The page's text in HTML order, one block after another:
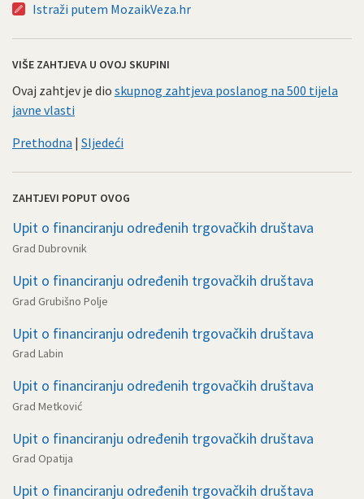
Istraži putem MozaikVeza.hr
VIŠE ZAHTJEVA U OVOJ SKUPINI
Ovaj zahtjev je dio skupnog zahtjeva poslanog na 500 tijela
javne vlasti
Prethodna | Sljedeći
ZAHTJEVI POPUT OVOG
Upit o financiranju određenih trgovačkih društava
Grad Dubrovnik
Upit o financiranju određenih trgovačkih društava
Grad Grubišno Polje
Upit o financiranju određenih trgovačkih društava
Grad Labin
Upit o financiranju određenih trgovačkih društava
Grad Metković
Upit o financiranju određenih trgovačkih društava
Grad Opatija
Upit o financiranju određenih trgovačkih društava